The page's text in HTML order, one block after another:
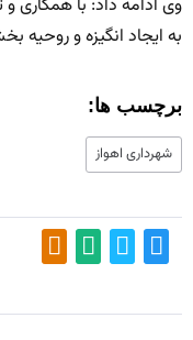
وی ادامه داد: با همکاری
به ایجاد انگیزه و روحیه
برچسب ها:
شهرداری اهواز